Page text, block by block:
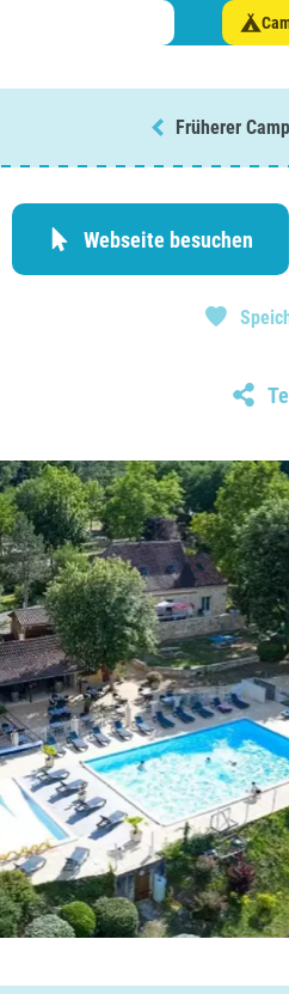
Niederlande
Belgien
Informationen über ...
Niederlande
Belgien
Luxemburg
Frankreich
Schweiz
Nachrichten / Blog
Über Campingsucher
Früherer
Webseite besuchen